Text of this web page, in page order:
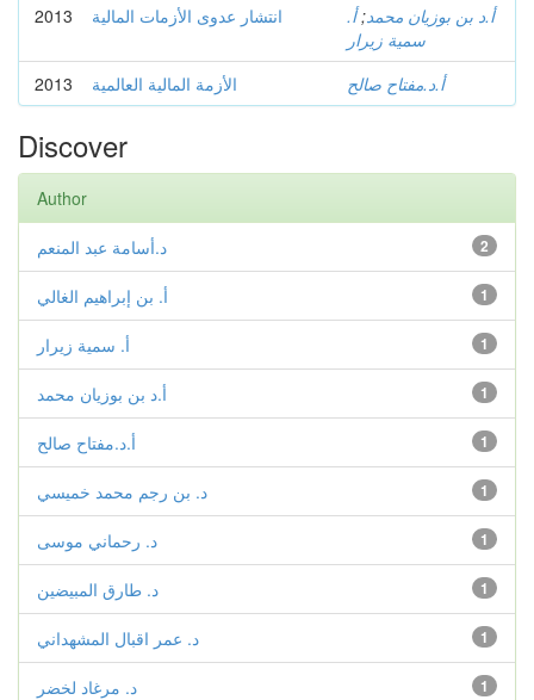
2013 انتشار عدوى الأزمات المالية أ.د بن بوزيان محمد;أ.
سمية زيرار
2013
الأزمة المالية العالمية أ.د.مفتاح صالح
Discover
Author
2 د.أسامة عبد المنعم
1 أ. بن إبراهيم الغالي
1 أ. سمية زيرار
1 أ.د بن بوزيان محمد
1 أ.د.مفتاح صالح
1 د. بن رجم محمد خميسي
1 د. رحماني موسى
1 د. طارق المبيضين
1 د. عمر اقبال المشهداني
1 د. مرغاد لخضر